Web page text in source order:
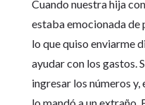
Cuando nuestra hija
estaba emocionada
lo que quiso enviarme
ayudar con los gastos.
ingresar los números y,